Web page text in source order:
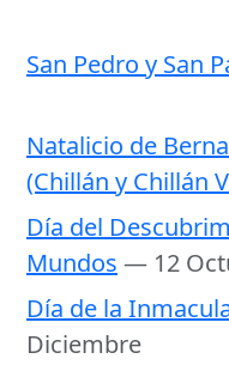
San Pedro y San
Natalicio de
(Chillán y Chillán
Día del
Mundos — 12
Día de la
Diciembre